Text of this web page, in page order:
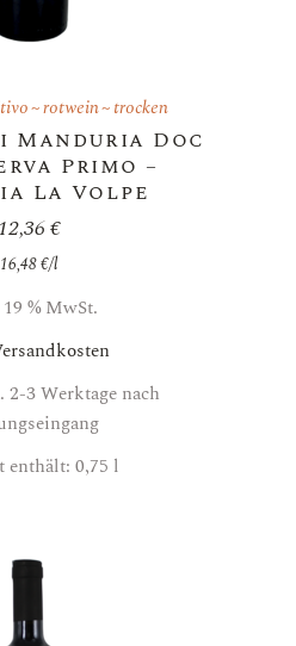
rotwein trocken
Manduria Doc
Primo –
La Volpe
12,36€
16,48€/l
% MwSt.
2-3 Werktage nach
enthält: 0,75 l